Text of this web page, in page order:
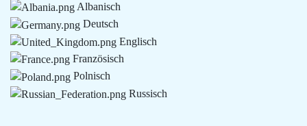
Albanisch
Deutsch
Englisch
Französisch
Polnisch
Russisch